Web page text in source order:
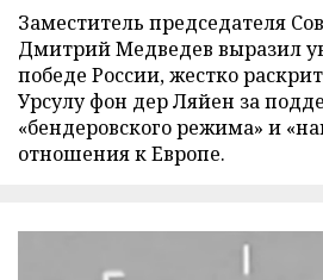
Заместитель председателя
Дмитрий Медведев выразил
победе России, жестко
Урсулу фон дер Ляйен за
«бендеровского режима» и
отношения к Европе.